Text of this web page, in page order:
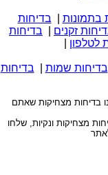
בתמונות
בדיחות
זקנים
בדיחות
לטלפון
בדיחות שמות
בדיחות
בדיחות מצחיקות שאתם
מצחיקות ונקיות, שלחו